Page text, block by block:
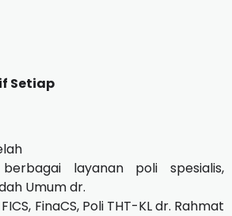
Setiap
berbagai layanan poli spesialis,
Umum dr.
FinaCS, Poli THT-KL dr. Rahmat